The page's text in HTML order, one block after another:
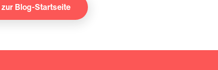
Blog-Startseite